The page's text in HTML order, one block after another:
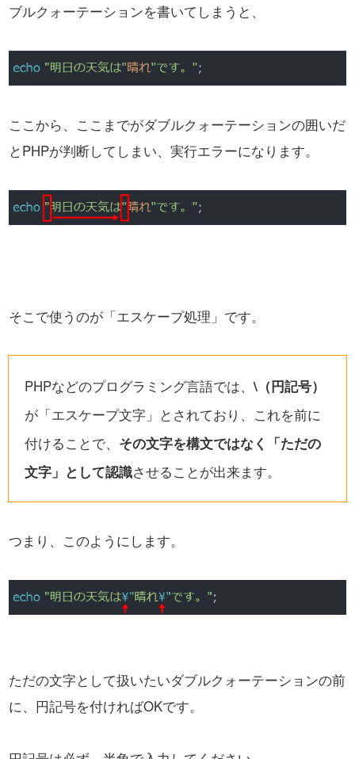
ブルクォーテーションを書いてしまうと、
ここから、ここまでがダブルクォーテーションの囲いだ
とPHPが判断してしまい、実行エラーになります。
そこで使うのが「エスケープ処理」です。
PHPなどのプログラミング言語では、\（円記号）
が「エスケープ文字」とされており、これを前に
付けることで、 その文字を構文ではなく「ただの
文字」として認識させることが出来ます。
つまり、このようにします。
ただの文字として扱いたいダブルクォーテーションの前
に、円記号を付ければOKです。